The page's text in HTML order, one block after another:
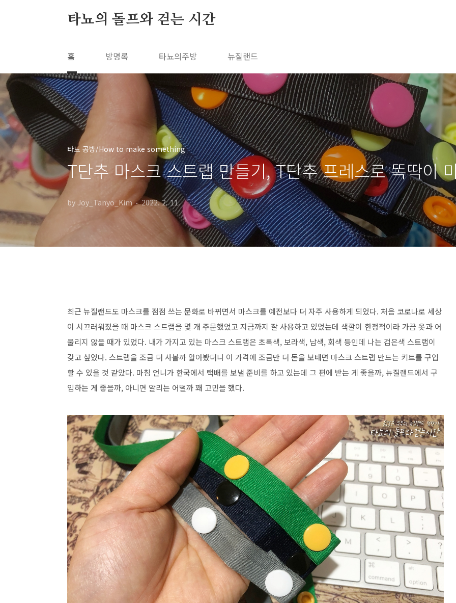
타뇨의 돌프와 걷는 시간
홈 방명록 타뇨의주방 뉴질랜드
타뇨 공방/How to make something
T단추 마스크 스트랩 만들기, T단추 프레스로 똑딱이
by Joy_Tanyo_Kim 2022. 2. 11.
최근 뉴질랜드도 마스크를 점점 쓰는 문화로 바뀌면서 마스크를 예전보다 더 자주 사용하게 되었다. 처음 코로나로 세상
이 시끄러워졌을 때 마스크 스트랩을 몇 개 주문했었고 지금까지 잘 사용하고 있었는데 색깔이 한정적이라 가끔 옷과 어
울리지 않을 때가 있었다. 내가 가지고 있는 마스크 스트랩은 초록색, 보라색, 남색, 회색 등인데 나는 검은색 스트랩이
갖고 싶었다. 스트랩을 조금 더 사볼까 알아봤더니 이 가격에 조금만 더 돈을 보태면 마스크 스트랩 만드는 키트를 구입
할 수 있을 것 같았다. 마침 언니가 한국에서 택배를 보낼 준비를 하고 있는데 그 편에 받는 게 좋을까, 뉴질랜드에서 구
입하는 게 좋을까, 아니면 알리는 어떨까 꽤 고민을 했다.